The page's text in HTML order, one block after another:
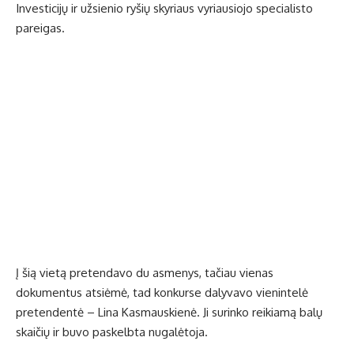
Investicijų ir užsienio ryšių skyriaus vyriausiojo specialisto
pareigas.
Į šią vietą pretendavo du asmenys, tačiau vienas
dokumentus atsiėmė, tad konkurse dalyvavo vienintelė
pretendentė – Lina Kasmauskienė. Ji surinko reikiamą balų
skaičių ir buvo paskelbta nugalėtoja.